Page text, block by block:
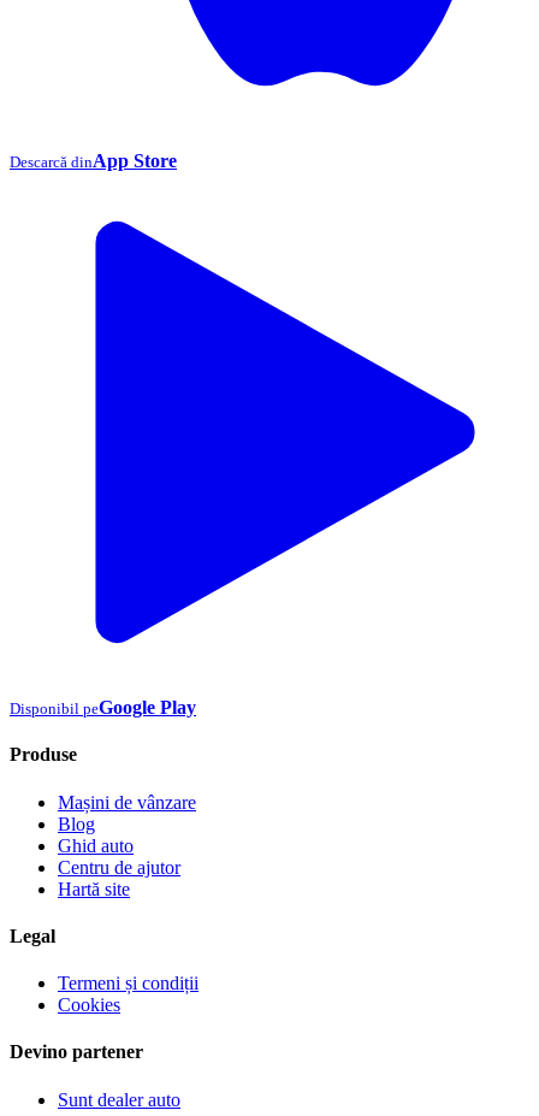
Descarcă dinApp Store
Disponibil peGoogle Play
Produse
Mașini de vânzare
Blog
Ghid auto
Centru de ajutor
Hartă site
Legal
Termeni și condiții
Cookies
Devino partener
Sunt dealer auto